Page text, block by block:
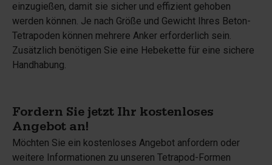
einzugießen, damit sie sicher und effizient gehoben
werden können. Je nach Größe und Gewicht Ihres Beton-
Tetrapoden können mehrere Anker erforderlich sein.
Zusätzlich benötigen Sie eine Hebekette für eine sichere
Handhabung.
Fordern Sie jetzt Ihr kostenloses
Angebot an!
Möchten Sie ein kostenloses Angebot anfordern oder
weitere Informationen zu unseren Tetrapod-Formen